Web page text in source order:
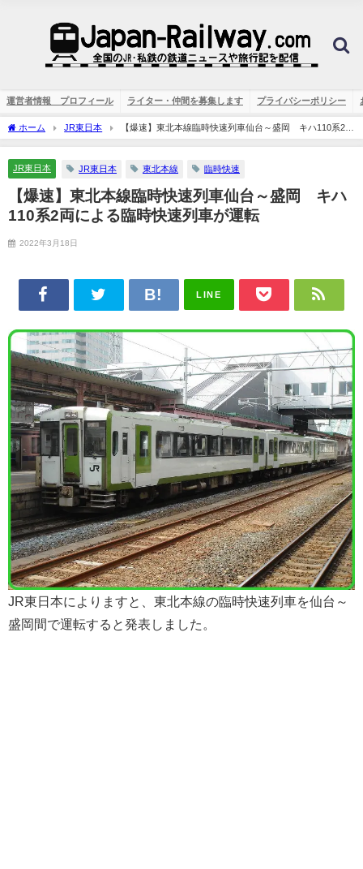
運営者情報 プロフィール ライター・仲間を募集します プライバシーポリシー
ホーム JR東日本
【爆速】東北本線臨時快速列車仙台～盛岡 キハ110系2両
による臨時快速列車が運転
JR東日本 JR東日本 東北本線 臨時快速
【爆速】東北本線臨時快速列車仙台～盛岡 キハ
110系2両による臨時快速列車が運転
2022年3月18日
LINE
JR東日本によりますと、東北本線の臨時快速列車を仙台～
盛岡間で運転すると発表しました。